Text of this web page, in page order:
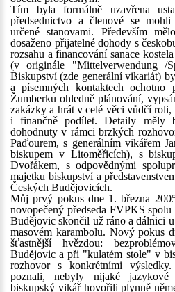
Tím byla formálně uzavřena
předsednictvo a členové se
určené stanovami. Především
dosaženo přijatelné dohody s
rozsahu a financování sanace
(v originále "Mittelverwendung /
Biskupství (zde generální vikariát)
a písemných kontaktech ochotno
Žumberku ohledně plánování,
zakázky a hrát v celé věci vůdčí roli,
i finančně podílet. Detaily měly
dohodnuty v rámci brzkých
Paďourem, s generálním vikářem
biskupem v Litoměřicích), s
Dvořákem, s odpovědnými
majetku biskupství a
Českých Budějovicích.
Můj prvý pokus dne 1. března
novopečený předseda FVPKS
Budějovic skončil už ráno a dálnici
masovém karambolu. Nový pokus
šťastnější hvězdou:
Budějovic a při "kulatém stole" v
rozhovor s konkrétními
poznali, nebyly nijaké
biskupský vikář hovořili plynně